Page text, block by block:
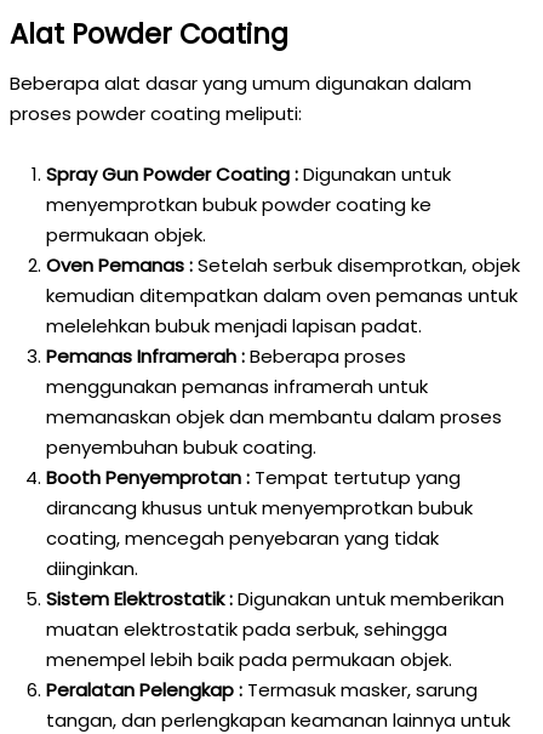
Alat Powder Coating
Beberapa alat dasar yang umum digunakan dalam
proses powder coating meliputi:
Spray Gun Powder Coating :Digunakan untuk
menyemprotkan bubuk powder coating ke
permukaan objek.
Oven Pemanas :Setelah serbuk disemprotkan, objek
kemudian ditempatkan dalam oven pemanas untuk
melelehkan bubuk menjadi lapisan padat.
Pemanas Inframerah :Beberapa proses
menggunakan pemanas inframerah untuk
memanaskan objek dan membantu dalam proses
penyembuhan bubuk coating.
Booth Penyemprotan : Tempat tertutup yang
dirancang khusus untuk menyemprotkan bubuk
coating, mencegah penyebaran yang tidak
diinginkan.
Sistem Elektrostatik :Digunakan untuk memberikan
muatan elektrostatik pada serbuk, sehingga
menempel lebih baik pada permukaan objek.
Peralatan Pelengkap : Termasuk masker, sarung
tangan, dan perlengkapan keamanan lainnya untuk